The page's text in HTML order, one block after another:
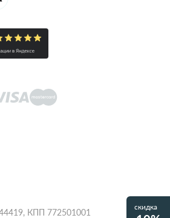
КПП 772501001
скидка